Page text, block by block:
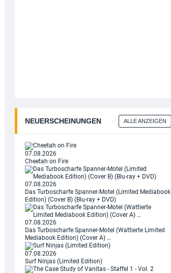
NEUERSCHEINUNGEN ALLE ANZEIGEN
07.08.2026
Cheetah on Fire
07.08.2026
Das Turboscharfe Spanner-Motel (Limited Mediabook
Edition) (Cover B) (Blu-ray + DVD)
07.08.2026
Das Turboscharfe Spanner-Motel (Wattierte Limited
Mediabook Edition) (Cover A) …
07.08.2026
Surf Ninjas (Limited Edition)